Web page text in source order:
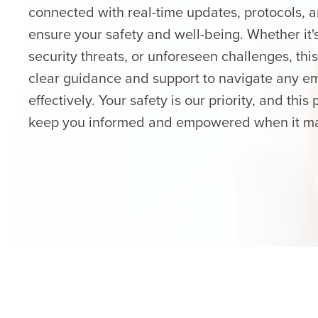
connected with real-time updates, protocols,
ensure your safety and well-being. Whether
security threats, or unforeseen challenges,
clear guidance and support to navigate any
effectively. Your safety is our priority, and this
keep you informed and empowered when it